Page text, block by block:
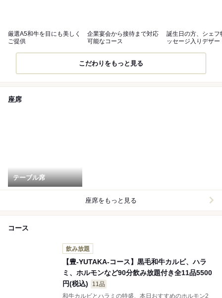
厳選A5和牛を目にも美しく
ご提供
企業宴会から接待まで対応
可能なコース
誕生日の方、シェフ
ッセージ入りデザー
こだわりをもっと見る
座席
テーブル席
座席をもっと見る
コース
飲み放題
【豊-YUTAKA-コース】黒毛和牛カルビ、ハラ
ミ、ホルモンなど90分飲み放題付き全11品5500
円(税込)
11品
和牛カルビとハラミの特盛、本日おすすめのホルモン2